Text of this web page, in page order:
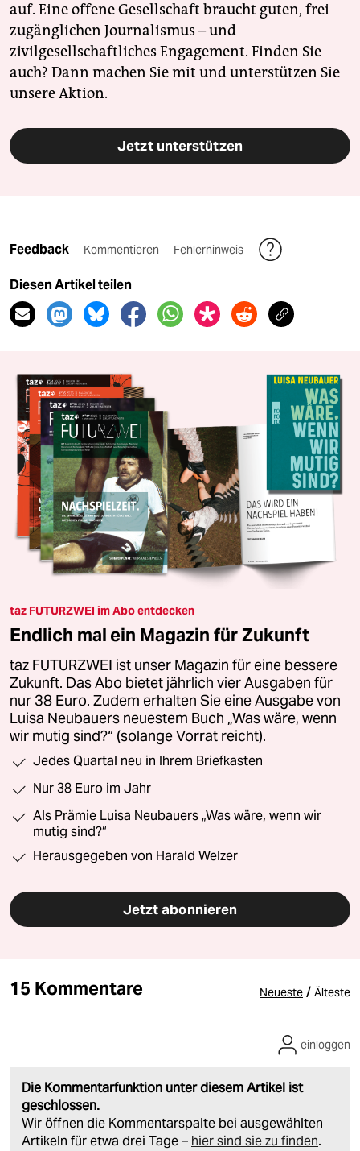
auf. Eine offene Gesellschaft braucht guten, frei
zugänglichen Journalismus – und
zivilgesellschaftliches Engagement. Finden Sie
auch? Dann machen Sie mit und unterstützen Sie
unsere Aktion.
Jetzt unterstützen
Feedback Kommentieren Fehlerhinweis
Diesen Artikel teilen
taz FUTURZWEI im Abo entdecken
Endlich mal ein Magazin für Zukunft
taz FUTURZWEI ist unser Magazin für eine bessere
Zukunft. Das Abo bietet jährlich vier Ausgaben für
nur 38 Euro. Zudem erhalten Sie eine Ausgabe von
Luisa Neubauers neuestem Buch „Was wäre, wenn
wir mutig sind?“ (solange Vorrat reicht).
Jedes Quartal neu in Ihrem Briefkasten
Nur 38 Euro im Jahr
Als Prämie Luisa Neubauers „Was wäre, wenn wir
mutig sind?“
Herausgegeben von Harald Welzer
Jetzt abonnieren
15 Kommentare Neueste / Älteste
Die Kommentarfunktion unter diesem Artikel ist
geschlossen.
Wir öffnen die Kommentarspalte bei ausgewählten
Artikeln für etwa drei Tage – hier sind sie zu finden.
einloggen